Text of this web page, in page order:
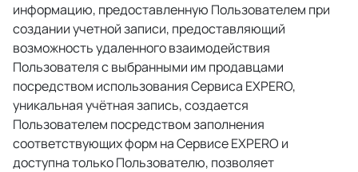
информацию, предоставленную Пользователем при
создании учетной записи, предоставляющий
возможность удаленного взаимодействия
Пользователя с выбранными им продавцами
посредством использования Сервиса EXPERO,
уникальная учётная запись, создается
Пользователем посредством заполнения
соответствующих форм на Сервисе EXPERO и
доступна только Пользователю, позволяет